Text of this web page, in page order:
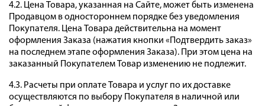
4.2. Цена Товара, указанная на Сайте, может быть изменена
Продавцом в одностороннем порядке без уведомления
Покупателя. Цена Товара действительна на момент
оформления Заказа (нажатия кнопки «Подтвердить заказ»
на последнем этапе оформления Заказа). При этом цена на
заказанный Покупателем Товар изменению не подлежит.
4.3. Расчеты при оплате Товара и услуг по их доставке
осуществляются по выбору Покупателя в наличной или